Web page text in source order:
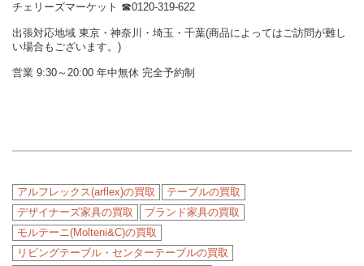
チェリーズマーケット ☎︎0120-319-622
出張対応地域 東京・神奈川・埼玉・千葉(商品によってはご訪問が難し
い場合もございます。)
営業 9:30～20:00 年中無休 完全予約制
アルフレックス(arflex)の買取
テーブルの買取
デザイナーズ家具の買取
ブランド家具の買取
モルテーニ(Molteni&C)の買取
リビングテーブル・センターテーブルの買取